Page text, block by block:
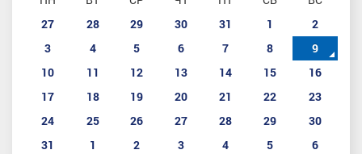
27
28 29 30 31 1
2
3
4 5 6 7 8
9
10
11 12 13 14 15
16
17
18 19 20 21 22
23
24
25 26 27 28 29
30
31
1 2 3 4 5 6